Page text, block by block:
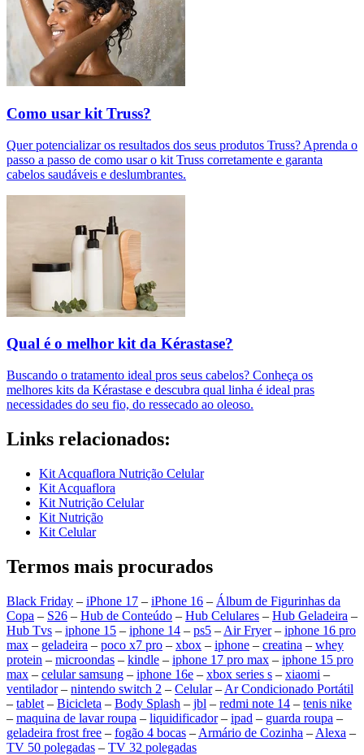
Como usar kit Truss?
Quer potencializar os resultados dos seus produtos Truss? Aprenda o
passo a passo de como usar o kit Truss corretamente e garanta
cabelos saudáveis e deslumbrantes.
Qual é o melhor kit da Kérastase?
Buscando o tratamento ideal pros seus cabelos? Conheça os
melhores kits da Kérastase e descubra qual linha é ideal pras
necessidades do seu fio, do ressecado ao oleoso.
Links relacionados:
Kit Acquaflora Nutrição Celular
Kit Acquaflora
Kit Nutrição Celular
Kit Nutrição
Kit Celular
Termos mais procurados
Black Friday – iPhone 17 – iPhone 16 – Álbum de Figurinhas da
Copa – S26 – Hub de Conteúdo – Hub Celulares – Hub Geladeira –
Hub Tvs – iphone 15 – iphone 14 – ps5 – Air Fryer– iphone 16 pro
max – geladeira – poco x7 pro – xbox – iphone – creatina – whey
protein – microondas – kindle – iphone 17 pro max – iphone 15 pro
max – celular samsung – iphone 16e – xbox series s – xiaomi –
ventilador– nintendo switch 2 – Celular– Ar Condicionado Portátil
– tablet – Bicicleta – Body Splash – jbl – redmi note 14 – tenis nike
– maquina de lavar roupa – liquidificador– ipad – guarda roupa –
geladeira frost free – fogão 4 bocas – Armário de Cozinha – Alexa –
TV 50 polegadas – TV 32 polegadas